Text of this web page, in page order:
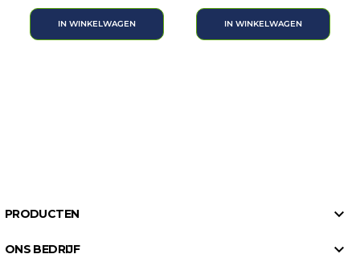
IN WINKELWAGEN IN WINKELWAGEN
PRODUCTEN 
ONS BEDRIJF